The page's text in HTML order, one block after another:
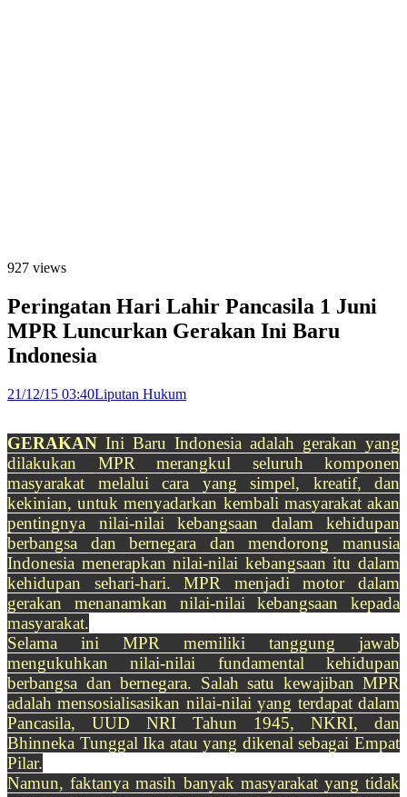
927 views
Peringatan Hari Lahir Pancasila 1 Juni
MPR Luncurkan Gerakan Ini Baru
Indonesia
21/12/15 03:40Liputan Hukum
GERAKAN Ini Baru Indonesia adalah gerakan yang
dilakukan MPR merangkul seluruh komponen
masyarakat melalui cara yang simpel, kreatif, dan
kekinian, untuk menyadarkan kembali masyarakat akan
pentingnya nilai-nilai kebangsaan dalam kehidupan
berbangsa dan bernegara dan mendorong manusia
Indonesia menerapkan nilai-nilai kebangsaan itu dalam
kehidupan sehari-hari. MPR menjadi motor dalam
gerakan menanamkan nilai-nilai kebangsaan kepada
masyarakat.
Selama ini MPR memiliki tanggung jawab
mengukuhkan nilai-nilai fundamental kehidupan
berbangsa dan bernegara. Salah satu kewajiban MPR
adalah mensosialisasikan nilai-nilai yang terdapat dalam
Pancasila, UUD NRI Tahun 1945, NKRI, dan
Bhinneka Tunggal Ika atau yang dikenal sebagai Empat
Pilar.
Namun, faktanya masih banyak masyarakat yang tidak